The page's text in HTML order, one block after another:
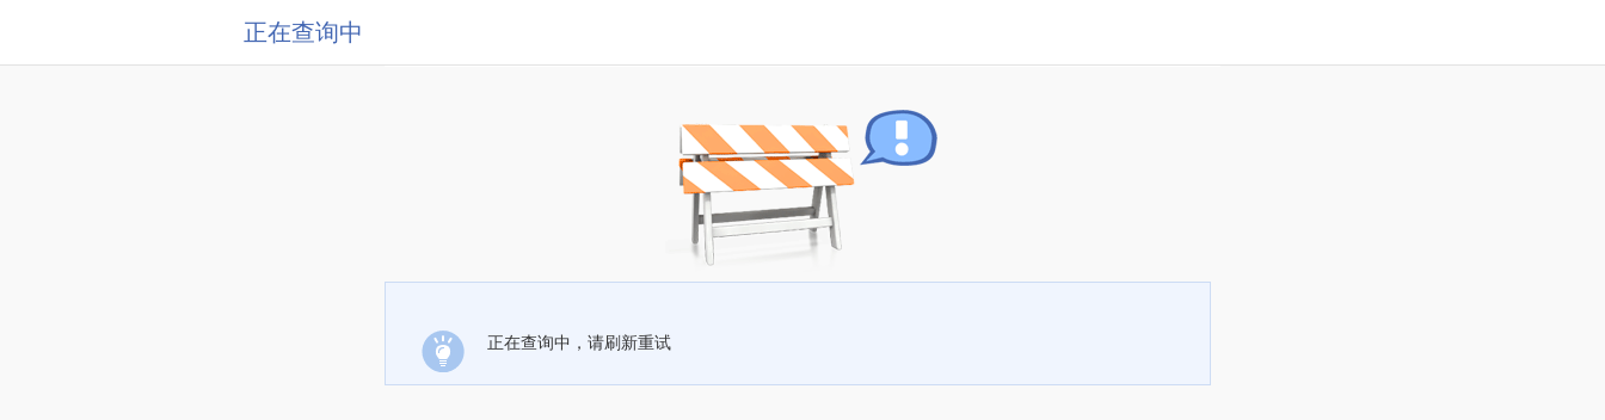
正在查询中
正在查询中，请刷新重试